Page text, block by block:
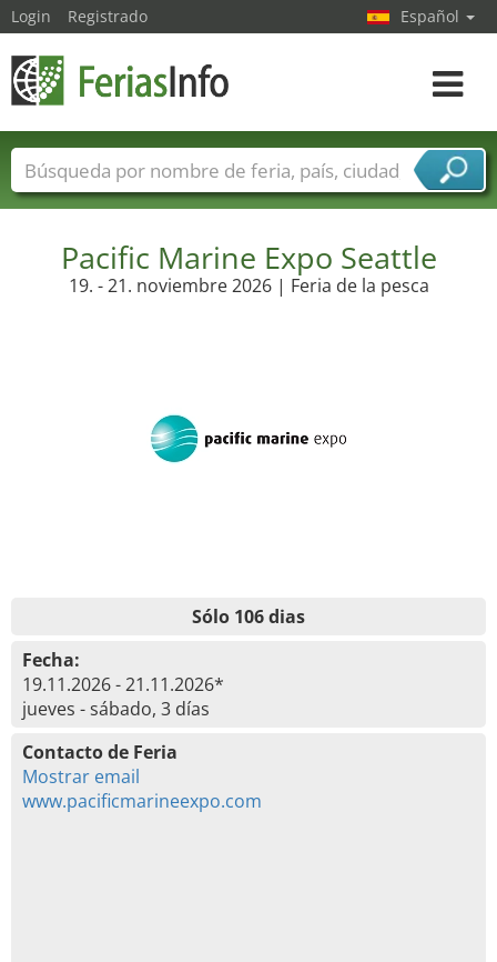
Pacific Marine Expo Seattle
19. - 21. noviembre 2026 | Feria de la pesca
Sólo 106 dias
Fecha:
19.11.2026 - 21.11.2026*
jueves - sábado, 3 días
Contacto de Feria
Mostrar email
www.pacificmarineexpo.com
Login Registrado Español
toggle
Nombres de ferias Países
Ciudades
Sectores de proveedor de servicios